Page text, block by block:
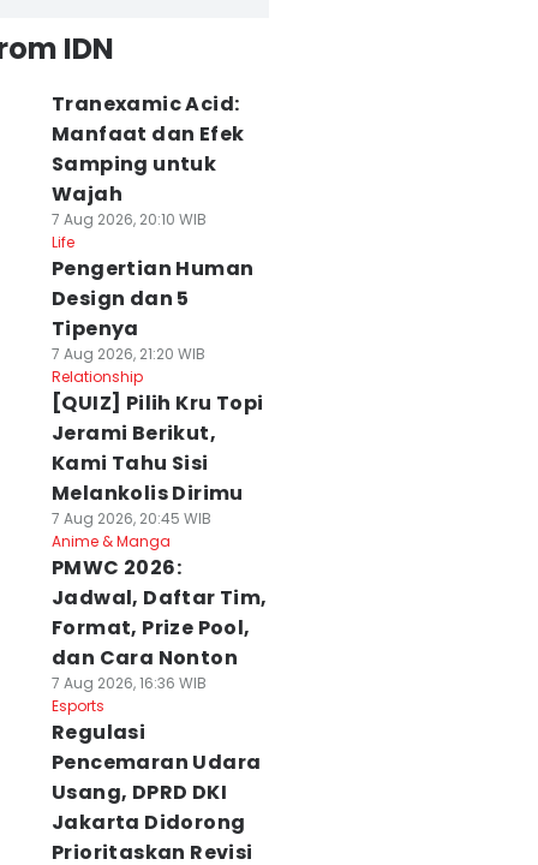
IDN
Tranexamic Acid:
Manfaat dan Efek
Samping untuk
Wajah
7 Aug 2026, 20:10 WIB
Life
Pengertian Human
Design dan 5
Tipenya
7 Aug 2026, 21:20 WIB
Relationship
[QUIZ] Pilih Kru Topi
Jerami Berikut,
Kami Tahu Sisi
Melankolis Dirimu
7 Aug 2026, 20:45 WIB
Anime & Manga
PMWC 2026:
Jadwal, Daftar Tim,
Format, Prize Pool,
dan Cara Nonton
7 Aug 2026, 16:36 WIB
Esports
Regulasi
Pencemaran Udara
Usang, DPRD DKI
Jakarta Didorong
Prioritaskan Revisi